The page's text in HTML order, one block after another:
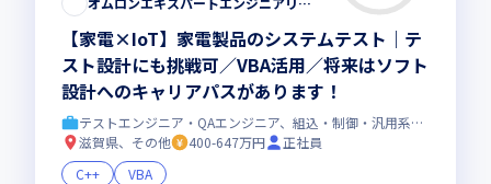
【家電×IoT】家電製品のシステムテスト｜テ
スト設計にも挑戦可／VBA活用／将来はソフト
設計へのキャリアパスがあります！
テストエンジニア・QAエンジニア、組込・制御・汎用系エンジニア
滋賀県、その他
400-647万円
正社員
C++
VBA